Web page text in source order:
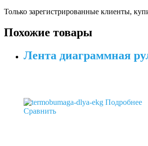
Только зарегистрированные клиенты,
Похожие товары
Лента диаграммная
Подробнее
Сравнить